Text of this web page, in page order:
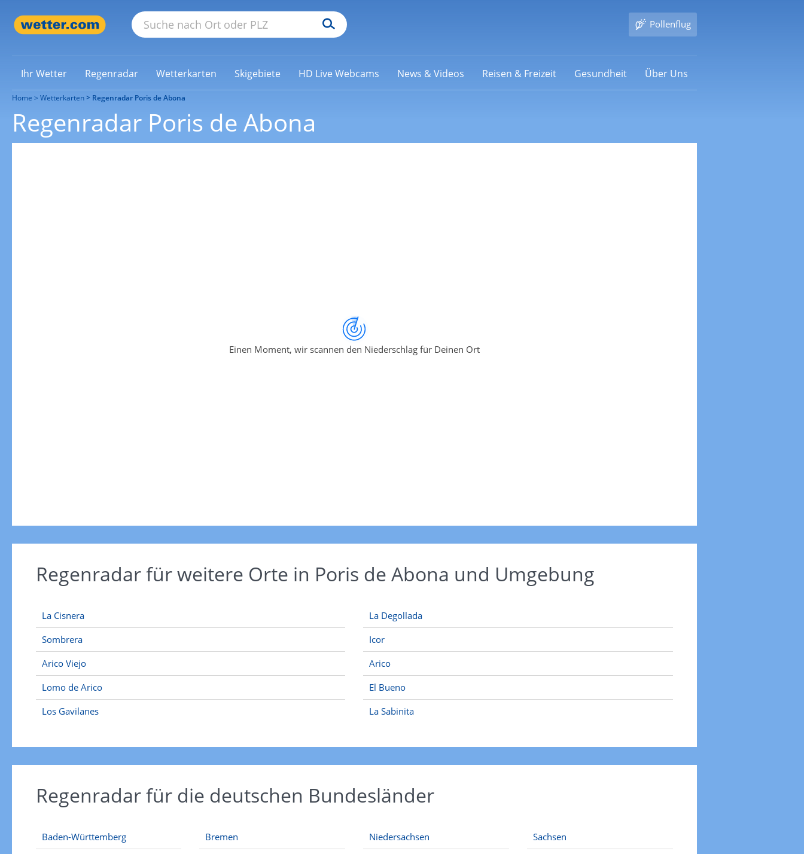
Pollenflug
Ihr Wetter Regenradar Wetterkarten Skigebiete HD Live Webcams News & Videos Reisen & Freizeit Gesundheit Über Uns
Home Wetterkarten Regenradar Poris de Abona
Regenradar Poris de Abona
Einen Moment, wir scannen den Niederschlag für Deinen Ort
Regenradar für weitere Orte in Poris de Abona und Umgebung
La Cisnera
Sombrera
Arico Viejo
Lomo de Arico
Los Gavilanes
La Degollada
Icor
Arico
El Bueno
La Sabinita
Regenradar für die deutschen Bundesländer
Baden-Württemberg
Bremen
Niedersachsen
Sachsen